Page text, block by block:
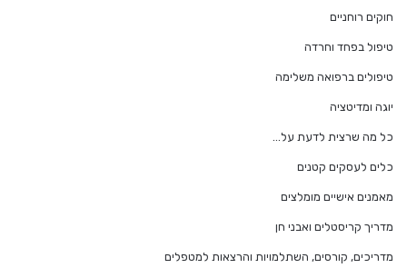
חוקים רוחניים
טיפול בפחד וחרדה
טיפולים ברפואה משלימה
יוגה ומדיטציה
כל מה שרצית לדעת על…
כלים לעסקים קטנים
מאמנים אישיים מומלצים
מדריך קריסטלים ואבני חן
מדריכים, קורסים, השתלמויות והרצאות למטפלים